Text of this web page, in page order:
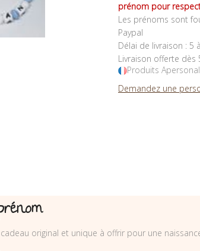
prénom pour
Les prénoms sont
Paypal
Délai de livraison : 5
Livraison offerte dès
Produits
Demandez une
original et unique à offrir pour une